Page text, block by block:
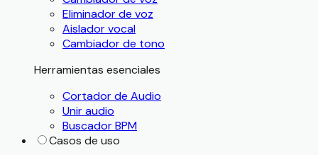
Eliminador de voz
Aislador vocal
Cambiador de tono
Herramientas esenciales
Cortador de Audio
Unir audio
Buscador BPM
Casos de uso